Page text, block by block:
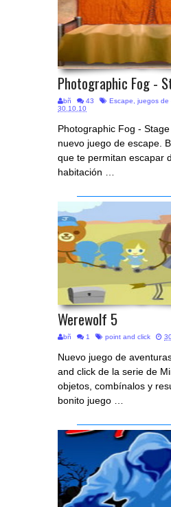
Photographic Fog -
bñ 43 Escape, juegos de
30.10.10
Photographic Fog -
nuevo juego de escape.
que te permitan escapar
habitación …
Werewolf 5
bñ 1 point and click
Nuevo juego de
and click de la serie de
objetos, combínalos y
bonito juego …